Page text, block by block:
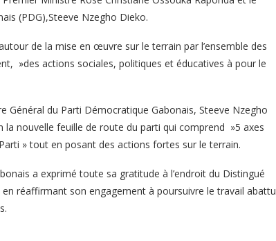
(PDG),Steeve Nzegho Dieko.
de la mise en œuvre sur le terrain par l’ensemble des
»des actions sociales, politiques et éducatives à pour le
Général du Parti Démocratique Gabonais, Steeve Nzegho
nouvelle feuille de route du parti qui comprend »5 axes
» tout en posant des actions fortes sur le terrain.
a exprimé toute sa gratitude à l’endroit du Distingué
réaffirmant son engagement à poursuivre le travail abattu